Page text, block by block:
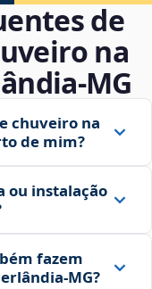
de
na
chuveiro na
de mim?
ou instalação
fazem